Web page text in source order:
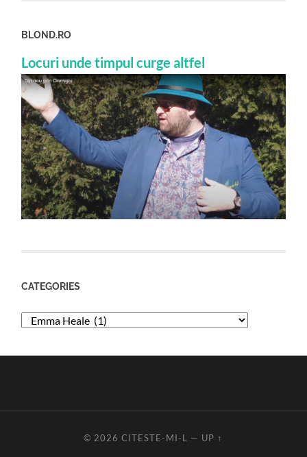
BLOND.RO
Locuri unde timpul curge altfel
CATEGORIES
Categories
© 2026CITESTE-MI-L — UP ↑